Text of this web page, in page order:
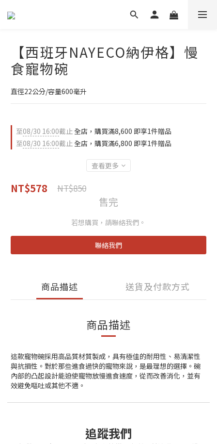
【西班牙NAYECO納伊格】慢
食寵物碗
直徑22公分/容量600毫升
至08/30 16:00截止全店，購買滿8,600 即享1件贈品
至08/30 16:00截止全店，購買滿6,800 即享1件贈品
查看更多
NT$578 NT$850
售完
若想購買，請聯絡我們。
聯絡我們
商品描述 送貨及付款方式
商品描述
這款寵物碗採用高品質材質製成，具有極佳的耐用性、易清潔性
與抗損性。對於那些進食過快的寵物來說，是最理想的選擇。碗
內部的凸起設計能迫使寵物放慢進食速度，從而改善消化，並有
效避免嘔吐或其他不適。
追蹤我們